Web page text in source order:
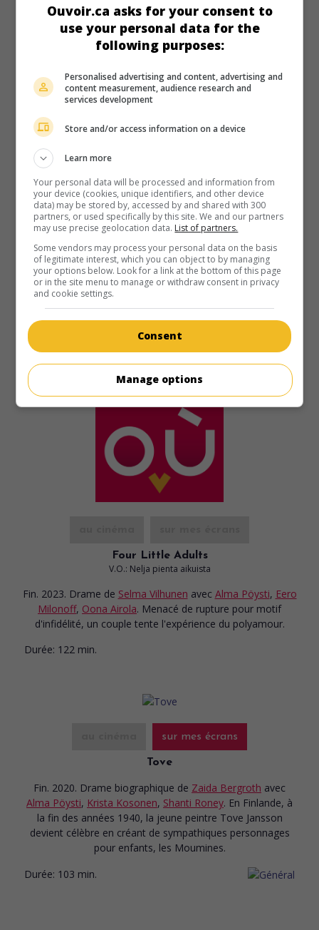
Durée: 82 min.
au cinéma
Un jour et demi
Suèd. 2023. Thriller
Pöysti,Alexej Manvelov. Dans une tentative désespérée de
retrouver sa fille, un homme armé fait irruption dans le
centre médical où travaille sa femme, dont il est séparé, et
l'enlève.
Durée: 94 min.
Four Little Adults
V.O.: Nelja pienta aikuista
Fin. 2023. Drame de Selma Vilhunen avec Alma Pöysti, Eero
Milonoff, Oona Airola. Menacé de rupture pour motif
d'infidélité, un couple tente l'expérience du polyamour.
Durée: 122 min.
sur mes écrans
Tove
Fin. 2020. Drame biographique de Zaida Bergroth avec
Alma Pöysti, Krista Kosonen, Shanti Roney. En Finlande, à
la fin des années 1940, la jeune peintre Tove Jansson
devient célèbre en créant de sympathiques personnages
pour enfants, les Moumines.
Durée: 103 min.
Ouvoir.ca asks for your consent to
use your personal data for the
following purposes:
Personalised advertising and content, advertising and
content measurement, audience research and
services development
Store and/or access information on a device
Learn more
Your personal data will be processed and information from
your device (cookies, unique identifiers, and other device
data) may be stored by, accessed by and shared with 300
partners, or used specifically by this site. We and our partners
may use precise geolocation data. List of partners.
Some vendors may process your personal data on the basis
of legitimate interest, which you can object to by managing
your options below. Look for a link at the bottom of this page
or in the site menu to manage or withdraw consent in privacy
and cookie settings.
Consent
Manage options